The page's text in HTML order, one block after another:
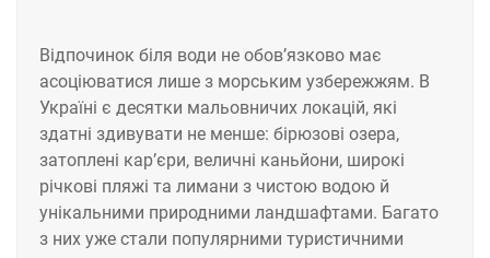
Відпочинок біля води не обов’язково має
асоціюватися лише з морським узбережжям. В
Україні є десятки мальовничих локацій, які
здатні здивувати не менше: бірюзові озера,
затоплені кар’єри, величні каньйони, широкі
річкові пляжі та лимани з чистою водою й
унікальними природними ландшафтами. Багато
з них уже стали популярними туристичними